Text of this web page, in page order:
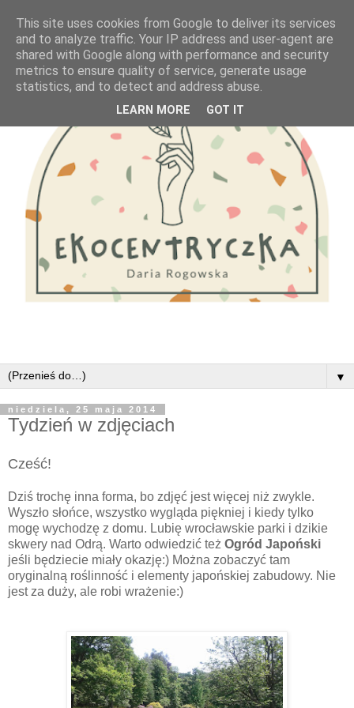
▼
niedziela, 25 maja 2014
Tydzień w zdjęciach
Cześć!
Dziś trochę inna forma, bo zdjęć jest więcej niż zwykle.
Wyszło słońce, wszystko wygląda piękniej i kiedy tylko
mogę wychodzę z domu. Lubię wrocławskie parki i dzikie
skwery nad Odrą. Warto odwiedzić też Ogród Japoński
jeśli będziecie miały okazję:) Można zobaczyć tam
oryginalną roślinność i elementy japońskiej zabudowy. Nie
jest za duży, ale robi wrażenie:)
This site uses cookies from Google to deliver its services
and to analyze traffic. Your IP address and user-agent are
shared with Google along with performance and security
metrics to ensure quality of service, generate usage
statistics, and to detect and address abuse.
LEARN MORE GOT IT